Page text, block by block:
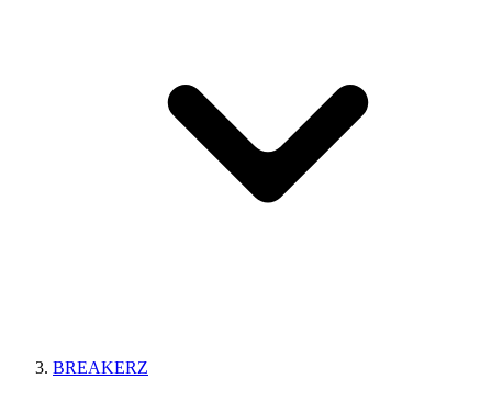
BREAKERZ